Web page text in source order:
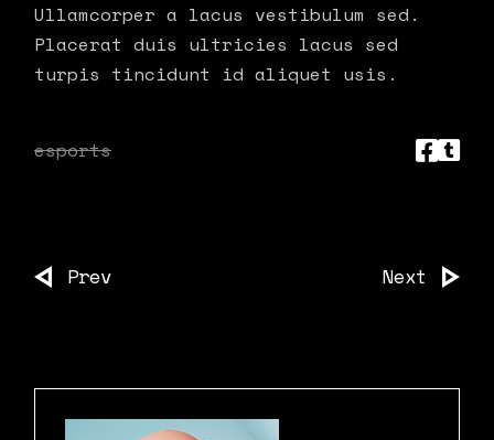
Ullamcorper a lacus vestibulum sed.
Placerat duis ultricies lacus sed
turpis tincidunt id aliquet usis.
esports
Prev Next